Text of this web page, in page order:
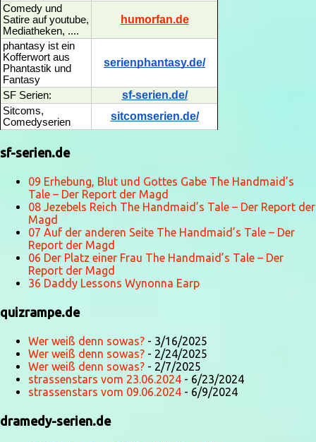
Comedy und
Satire auf youtube,
Mediatheken, ....
humorfan.de
phantasy ist ein
Kofferwort aus
Phantastik und
Fantasy
serienphantasy.de/
SF Serien: sf-serien.de/
Sitcoms,
Comedyserien
sitcomserien.de/
sf-serien.de
09 Erhebung, Blut und Gottes Gabe The Handmaid’s
Tale – Der Report der Magd
08 Jezebels Reich The Handmaid’s Tale – Der Report der
Magd
07 Auf der anderen Seite The Handmaid’s Tale – Der
Report der Magd
06 Der Platz einer Frau The Handmaid’s Tale – Der
Report der Magd
36 Daddy Lessons Wynonna Earp
quizrampe.de
Wer weiß denn sowas? - 3/16/2025
Wer weiß denn sowas? - 2/24/2025
Wer weiß denn sowas? - 2/7/2025
strassenstars vom 23.06.2024 - 6/23/2024
strassenstars vom 09.06.2024 - 6/9/2024
dramedy-serien.de